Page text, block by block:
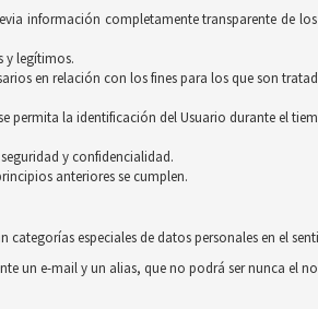
información completamente transparente de los
y legítimos.
en relación con los fines para los que son
la identificación del Usuario durante el
y confidencialidad.
anteriores se cumplen.
especiales de datos personales en el
un e-mail y un alias, que no podrá ser nunca el